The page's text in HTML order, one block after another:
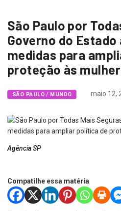
São Paulo por
Governo do Estado
medidas para
proteção às
SÃO PAULO / MUNDO maio 12,
Agência SP
Compatilhe essa matéria